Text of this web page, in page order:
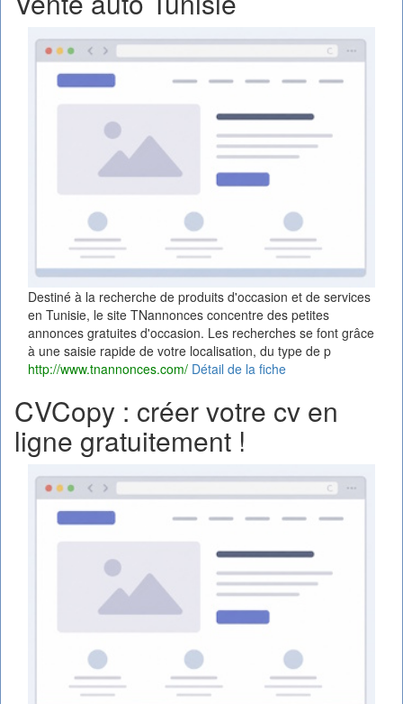
Destiné à la recherche de produits d'occasion et de services
en Tunisie, le site TNannonces concentre des petites
annonces gratuites d'occasion. Les recherches se font grâce
à une saisie rapide de votre localisation, du type de p
http://www.tnannonces.com/ Détail de la fiche
CVCopy : créer votre cv en
ligne gratuitement !